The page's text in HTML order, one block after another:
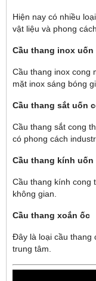
Hiện nay có nhiều
vật liệu và phong
Cầu thang inox uốn
Cầu thang inox cong
mặt inox sáng bóng
Cầu thang sắt uốn
Cầu thang sắt cong
có phong cách
Cầu thang kính uốn
Cầu thang kính cong
không gian.
Cầu thang xoắn ốc
Đây là loại cầu thang
trung tâm.